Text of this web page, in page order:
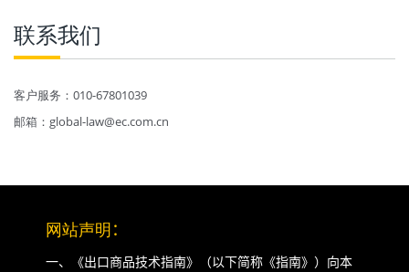
联系我们
客户服务：010-67801039
邮箱：global-law@ec.com.cn
网站声明 ：
一、《出口商品技术指南》（以下简称《指南》）向本